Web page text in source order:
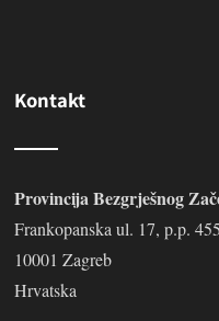
Kontakt
Provincija Bezgrješnog
Frankopanska ul. 17, p.p. 455
10001 Zagreb
Hrvatska